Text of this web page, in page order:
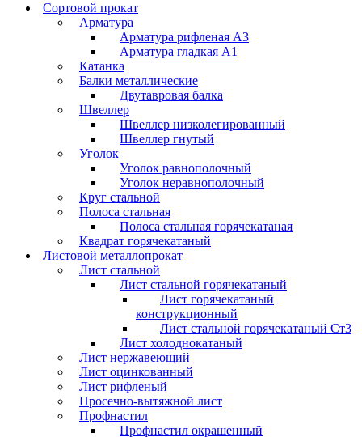
Сортовой прокат
Арматура
Арматура рифленая А3
Арматура гладкая А1
Катанка
Балки металлические
Двутавровая балка
Швеллер
Швеллер низколегированный
Швеллер гнутый
Уголок
Уголок равнополочный
Уголок неравнополочный
Круг стальной
Полоса стальная
Полоса стальная горячекатаная
Квадрат горячекатаный
Листовой металлопрокат
Лист стальной
Лист стальной горячекатаный
Лист горячекатаный
конструкционный
Лист стальной горячекатаный Ст3
Лист холоднокатаный
Лист нержавеющий
Лист оцинкованный
Лист рифленый
Просечно-вытяжной лист
Профнастил
Профнастил окрашенный